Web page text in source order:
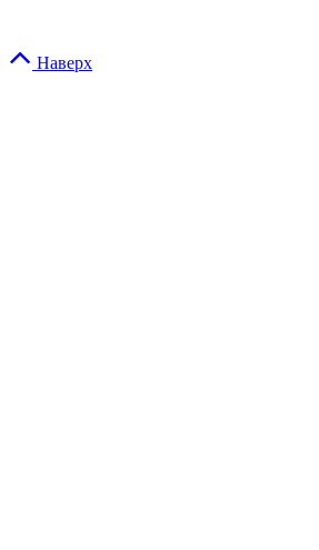
Наверх